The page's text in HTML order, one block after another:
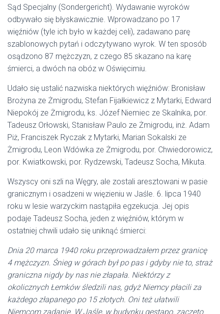
Sąd Specjalny (Sondergericht). Wydawanie wyroków
odbywało się błyskawicznie. Wprowadzano po 17
więźniów (tyle ich było w każdej celi), zadawano parę
szablonowych pytań i odczytywano wyrok. W ten sposób
osądzono 87 mężczyzn, z czego 85 skazano na karę
śmierci, a dwóch na obóz w Oświęcimiu.
Udało się ustalić nazwiska niektórych więźniów: Bronisław
Brożyna ze Żmigrodu, Stefan Fijałkiewicz z Mytarki, Edward
Niepokój ze Żmigrodu, ks. Józef Niemiec ze Skalnika, por.
Tadeusz Orłowski, Stanisław Paulo ze Żmigrodu, inż. Adam
Piż, Franciszek Ryczak z Mytarki, Marian Sokalski ze
Żmigrodu, Leon Wdówka ze Żmigrodu, por. Chwiedorowicz,
por. Kwiatkowski, por. Rydzewski, Tadeusz Socha, Mikuta.
Wszyscy oni szli na Węgry, ale zostali aresztowani w pasie
granicznym i osadzeni w więzieniu w Jaśle. 6. lipca 1940
roku w lesie warzyckim nastąpiła egzekucja. Jej opis
podaje Tadeusz Socha, jeden z więźniów, którym w
ostatniej chwili udało się uniknąć śmierci:
Dnia 20 marca 1940 roku przeprowadzałem przez granicę
4 mężczyzn. Śnieg w górach był po pas i gdyby nie to, straż
graniczna nigdy by nas nie złapała. Niektórzy z
okolicznych Łemków śledzili nas, gdyż Niemcy płacili za
każdego złapanego po 15 złotych. Oni też ułatwili
Niemcom zadanie. W Jaśle, w budynku gestapo, zaczęto